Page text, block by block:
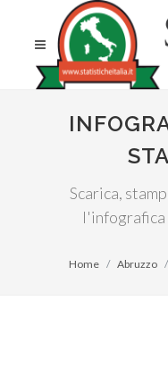
Scarica,
l'infografica
Home Abruzzo